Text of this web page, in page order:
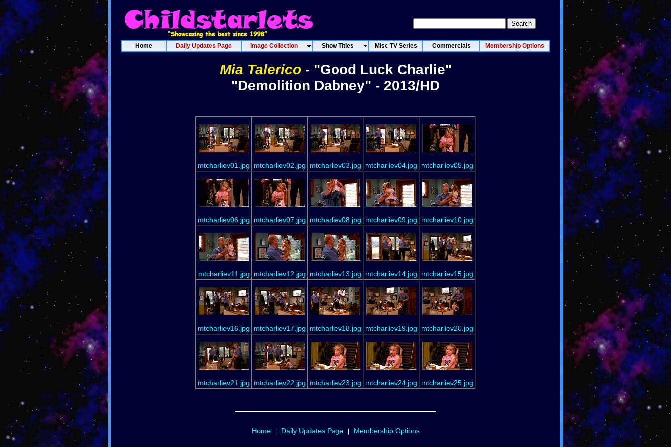
Home Daily Updates Page Image Collection Show Titles Misc TV Series Commercials Membership Options
Mia Talerico- "Good Luck Charlie"
"Demolition Dabney" - 2013/HD
mtcharliev01.jpg mtcharliev02.jpg mtcharliev03.jpg mtcharliev04.jpg mtcharliev05.jpg
mtcharliev06.jpg mtcharliev07.jpg mtcharliev08.jpg mtcharliev09.jpg mtcharliev10.jpg
mtcharliev11.jpg mtcharliev12.jpg mtcharliev13.jpg mtcharliev14.jpg mtcharliev15.jpg
mtcharliev16.jpg mtcharliev17.jpg mtcharliev18.jpg mtcharliev19.jpg mtcharliev20.jpg
mtcharliev21.jpg mtcharliev22.jpg mtcharliev23.jpg mtcharliev24.jpg mtcharliev25.jpg
Home| Daily Updates Page| Membership Options